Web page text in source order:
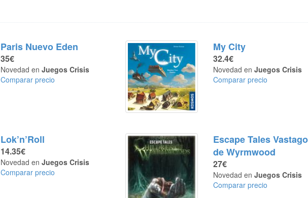
Paris Nuevo Eden
35€
Novedad enJuegos Crisis
Comparar precio
My City
32.4€
Novedad enJuegos Crisis
Comparar precio
Lok’n’Roll
14.35€
Novedad enJuegos Crisis
Comparar precio
Escape Tales
de Wyrmwood
27€
Novedad enJuegos Crisis
Comparar precio